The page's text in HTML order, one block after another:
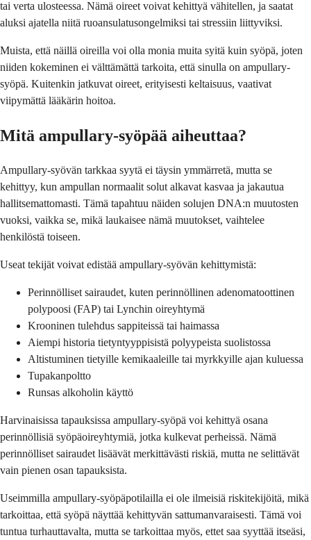
tai verta ulosteessa. Nämä oireet voivat kehittyä vähitellen, ja saatat
aluksi ajatella niitä ruoansulatusongelmiksi tai stressiin liittyviksi.
Muista, että näillä oireilla voi olla monia muita syitä kuin syöpä, joten
niiden kokeminen ei välttämättä tarkoita, että sinulla on ampullary-
syöpä. Kuitenkin jatkuvat oireet, erityisesti keltaisuus, vaativat
viipymättä lääkärin hoitoa.
Mitä ampullary-syöpää aiheuttaa?
Ampullary-syövän tarkkaa syytä ei täysin ymmärretä, mutta se
kehittyy, kun ampullan normaalit solut alkavat kasvaa ja jakautua
hallitsemattomasti. Tämä tapahtuu näiden solujen DNA:n muutosten
vuoksi, vaikka se, mikä laukaisee nämä muutokset, vaihtelee
henkilöstä toiseen.
Useat tekijät voivat edistää ampullary-syövän kehittymistä:
Perinnölliset sairaudet, kuten perinnöllinen adenomatoottinen
polypoosi (FAP) tai Lynchin oireyhtymä
Krooninen tulehdus sappiteissä tai haimassa
Aiempi historia tietyntyyppisistä polyypeista suolistossa
Altistuminen tietyille kemikaaleille tai myrkkyille ajan kuluessa
Tupakanpoltto
Runsas alkoholin käyttö
Harvinaisissa tapauksissa ampullary-syöpä voi kehittyä osana
perinnöllisiä syöpäoireyhtymiä, jotka kulkevat perheissä. Nämä
perinnölliset sairaudet lisäävät merkittävästi riskiä, mutta ne selittävät
vain pienen osan tapauksista.
Useimmilla ampullary-syöpäpotilailla ei ole ilmeisiä riskitekijöitä, mikä
tarkoittaa, että syöpä näyttää kehittyvän sattumanvaraisesti. Tämä voi
tuntua turhauttavalta, mutta se tarkoittaa myös, ettet saa syyttää itseäsi,